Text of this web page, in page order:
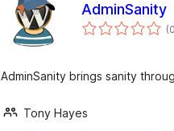
AdminSanity
(0
AdminSanity brings sanity
Tony Hayes